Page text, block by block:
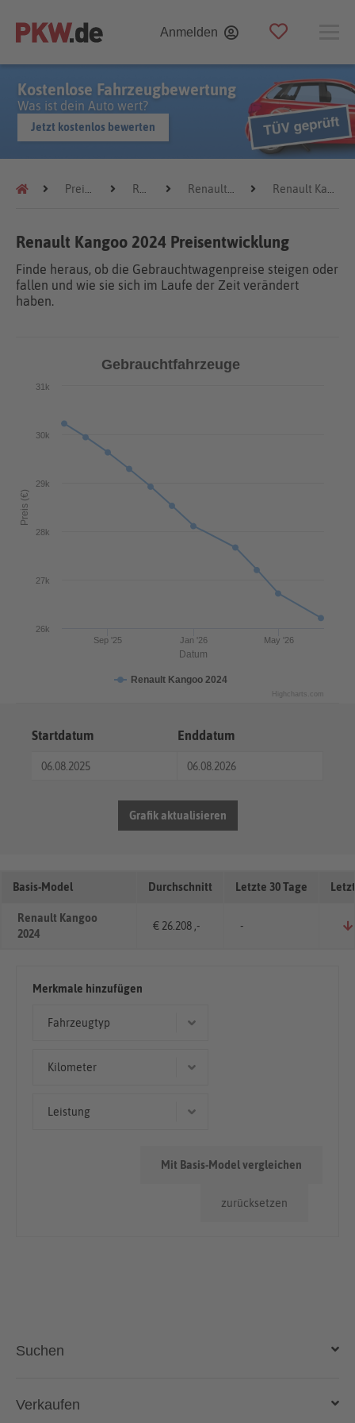
Anmelden
Kostenlose Fahrzeugbewertung
Was ist dein Auto wert?
Jetzt kostenlos bewerten
Preistrends Renault Renault Kangoo Renault Kangoo 2024
Renault Kangoo 2024 Preisentwicklung
Finde heraus, ob die Gebrauchtwagenpreise steigen oder
fallen und wie sie sich im Laufe der Zeit verändert
haben.
Datum
Preis (€)
Gebrauchtfahrzeuge
Renault Kangoo 2024
Jan '26
Sep '25 May '26
26k
27k
28k
29k
30k
31k
Highcharts.com
Startdatum Enddatum
Grafik aktualisieren
Basis-Model Durchschnitt Letzte 30 Tage
Renault Kangoo
2024
€ 26.208 ,- -
Merkmale hinzufügen
Fahrzeugtyp
Van
Kilometer
Leistung
zurücksetzen
Mit Basis-Model vergleichen
Suchen
Auto kaufen
Verkaufen